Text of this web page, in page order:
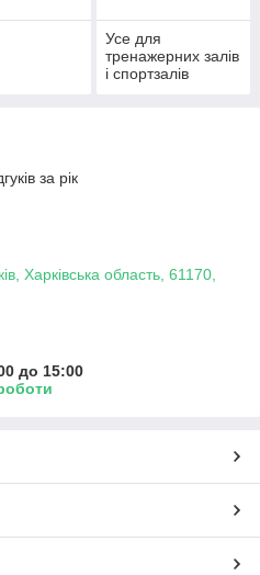
Усе для
тренажерних залів
і спортзалів
за рік
Харківська область, 61170,
до 15:00